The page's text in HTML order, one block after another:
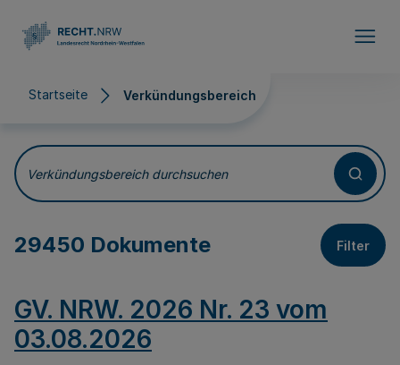
Startseite Verkündungsbereich
Verkündungsbereich
Verkündungsbereich durchsuchen
29450 Dokumente Filter
GV. NRW. 2026 Nr. 23 vom
03.08.2026